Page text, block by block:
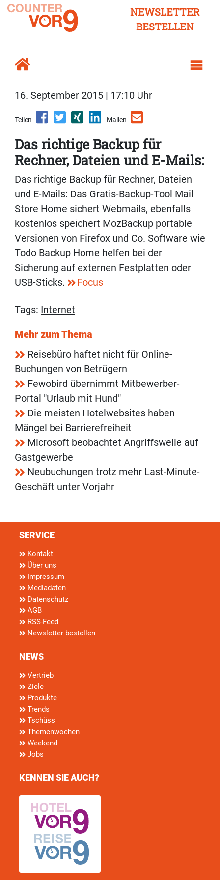
NEWSLETTER
BESTELLEN
16. September 2015 | 17:10 Uhr
Teilen Mailen
Das richtige Backup für
Rechner, Dateien und E-Mails:
Das richtige Backup für Rechner, Dateien
und E-Mails: Das Gratis-Backup-Tool Mail
Store Home sichert Webmails, ebenfalls
kostenlos speichert MozBackup portable
Versionen von Firefox und Co. Software wie
Todo Backup Home helfen bei der
Sicherung auf externen Festplatten oder
USB-Sticks.
Focus
Tags: Internet
Mehr zum Thema
Reisebüro haftet nicht für Online-
Buchungen von Betrügern
Fewobird übernimmt Mitbewerber-
Portal "Urlaub mit Hund"
Die meisten Hotelwebsites haben
Mängel bei Barrierefreiheit
Microsoft beobachtet Angriffswelle auf
Gastgewerbe
Neubuchungen trotz mehr Last-Minute-
Geschäft unter Vorjahr
SERVICE
Kontakt
Über uns
Impressum
Mediadaten
Datenschutz
AGB
RSS-Feed
Newsletter bestellen
NEWS
Vertrieb
Ziele
Produkte
Trends
Tschüss
Themenwochen
Weekend
Jobs
KENNEN SIE AUCH?